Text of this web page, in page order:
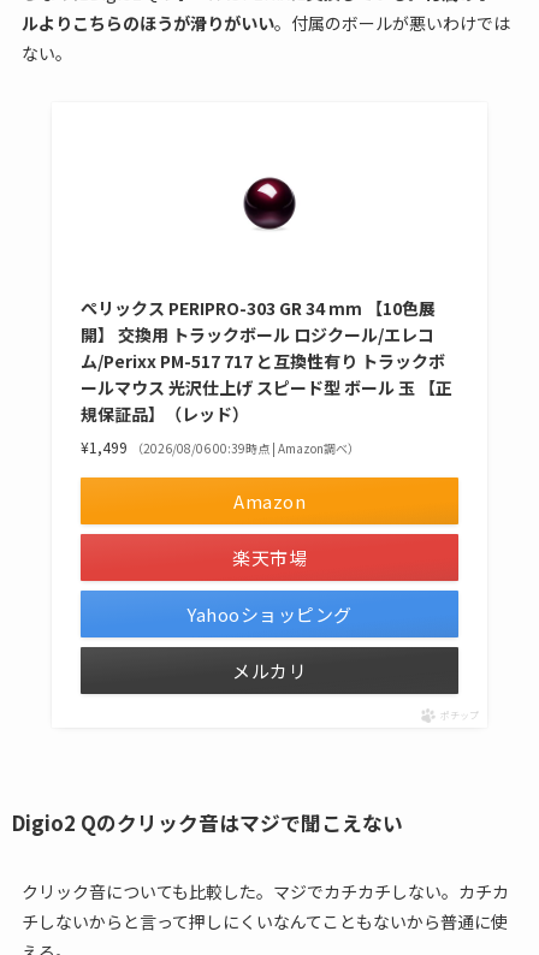
ルよりこちらのほうが滑りがいい。付属のボールが悪いわけでは
ない。
ぺリックス PERIPRO-303 GR 34 mm 【10色展
開】 交換用 トラックボール ロジクール/エレコ
ム/Perixx PM-517 717 と互換性有り トラックボ
ールマウス 光沢仕上げ スピード型 ボール 玉 【正
規保証品】（レッド）
¥1,499 （2026/08/06 00:39時点 | Amazon調べ）
Amazon
楽天市場
Yahooショッピング
メルカリ
ポチップ
Digio2 Qのクリック音はマジで聞こえない
クリック音についても比較した。マジでカチカチしない。カチカ
チしないからと言って押しにくいなんてこともないから普通に使